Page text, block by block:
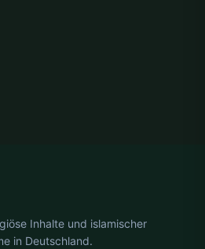
Inhalte und islamischer
in Deutschland.